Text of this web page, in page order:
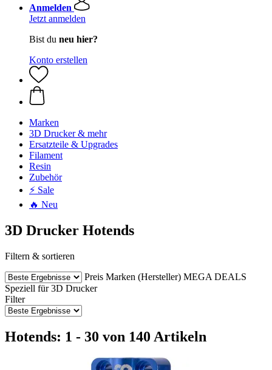
Anmelden
Jetzt anmelden
Bist du neu hier?
Konto erstellen
Marken
3D Drucker & mehr
Ersatzteile & Upgrades
Filament
Resin
Zubehör
⚡ Sale
🔥 Neu
3D Drucker Hotends
Filtern & sortieren
Preis Marken (Hersteller) MEGA DEALS
Speziell für 3D Drucker
Filter
Hotends: 1 - 30 von 140 Artikeln